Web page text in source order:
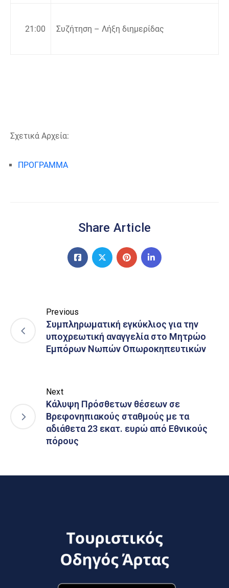
21:00 Συζήτηση – Λήξη διημερίδας
Σχετικά Αρχεία:
ΠΡΟΓΡΑΜΜΑ
Share Article
Previous
Συμπληρωματική εγκύκλιος για την
υποχρεωτική αναγγελία στο Μητρώο
Εμπόρων Νωπών Οπωροκηπευτικών
Next
Κάλυψη Πρόσθετων θέσεων σε
Βρεφονηπιακούς σταθμούς με τα
αδιάθετα 23 εκατ. ευρώ από Εθνικούς
πόρους